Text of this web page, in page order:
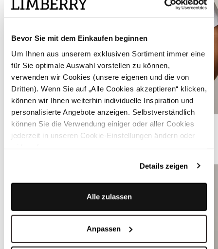
Bevor Sie mit dem Einkaufen beginnen
Um Ihnen aus unserem exklusiven Sortiment immer eine
für Sie optimale Auswahl vorstellen zu können,
verwenden wir Cookies (unsere eigenen und die von
Dritten). Wenn Sie auf „Alle Cookies akzeptieren“ klicken,
können wir Ihnen weiterhin individuelle Inspiration und
personalisierte Angebote anzeigen. Selbstverständlich
können Sie die Verwendung einiger oder aller Cookies
jederzeit in unseren Cookie-Einstellungen ändern oder
Details zeigen
Alle zulassen
Anpassen
Edle Dirndlbluse weiß - CÄCIL
ÄHNLICHE STYLES